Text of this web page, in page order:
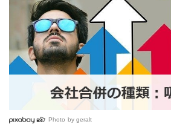
Photo by geralt